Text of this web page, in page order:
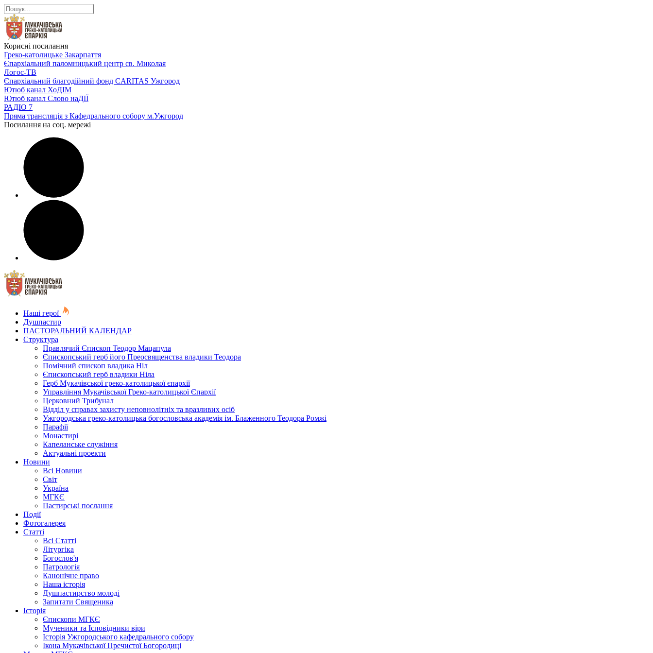
Корисні посилання
Греко-католицьке Закарпаття
Єпархіальний паломницький центр св. Миколая
Логос-ТВ
Єпархіальний благодійний фонд CARITAS Ужгород
Ютюб канал ХоДІМ
Ютюб канал Слово наДІЇ
РАДІО 7
Пряма трансляція з Кафедрального собору м.Ужгород
Посилання на соц. мережі
Наші герої
Душпастир
ПАСТОРАЛЬНИЙ КАЛЕНДАР
Структура
Правлячий Єпископ Теодор Мацапула
Єпископський герб його Преосвященства владики Теодора
Помічний єпископ владика Ніл
Єпископський герб владики Ніла
Герб Мукачівської греко-католицької єпархії
Управління Мукачівської Греко-католицької Єпархії
Церковний Трибунал
Відділ у справах захисту неповнолітніх та вразливих осіб
Ужгородська греко-католицька богословська академія ім. Блаженного Теодора Ромжі
Парафії
Монастирі
Капеланське служіння
Актуальні проекти
Новини
Всі Новини
Світ
Україна
МГКЄ
Пастирські послання
Події
Фотогалерея
Статті
Всі Статті
Літургіка
Богослов'я
Патрологія
Канонічне право
Наша історія
Душпастирство молоді
Запитати Священика
Історія
Єпископи МГКЄ
Мученики та Ісповідники віри
Історія Ужгородського кафедрального собору
Ікона Мукачівської Пречистої Богородиці